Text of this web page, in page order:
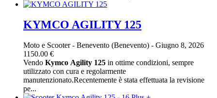
KYMCO AGILITY 125
Moto e Scooter- Benevento (Benevento) - Giugno 8, 2026
1150.00 €
Vendo Kymco Agility 125 in ottime condizioni, sempre
utilizzato con cura e regolarmente
manutenzionato.Recentemente è stata effettuata la revisione
pe...